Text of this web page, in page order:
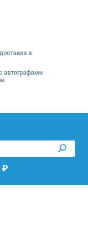
в
автографами
₽